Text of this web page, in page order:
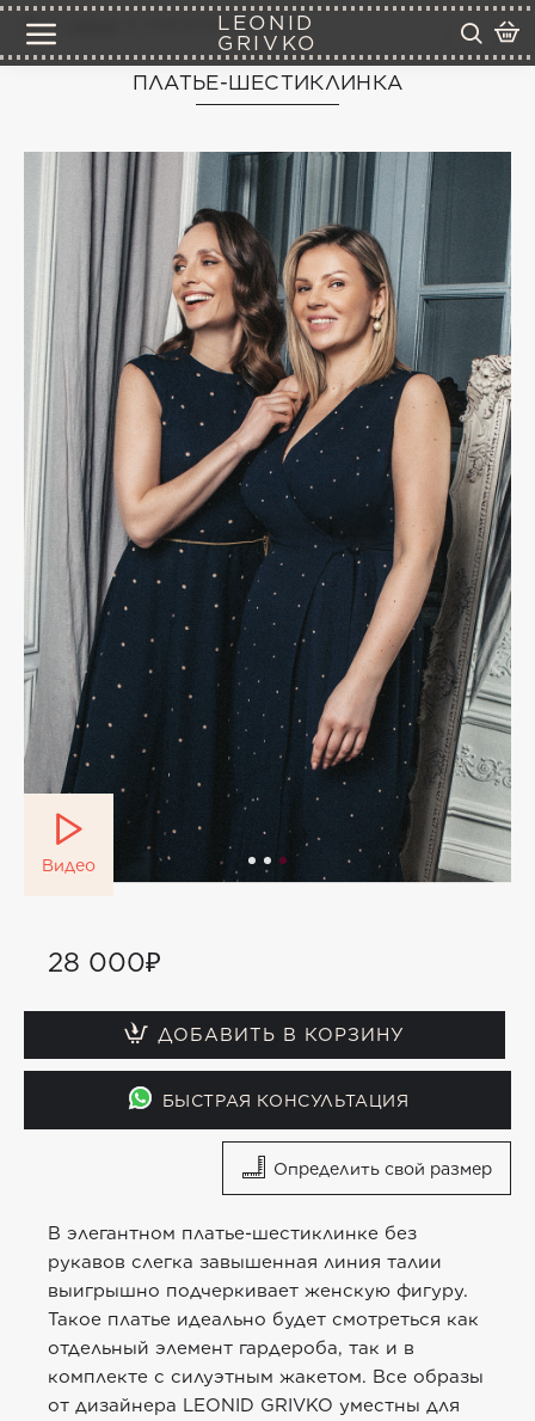
LEONID
GRIVKO
платье-шестиклинка
ПЛАТЬЕ-ШЕСТИКЛИНКА
Видео
Определить свой размер
В элегантном платье-шестиклинке без
рукавов слегка завышенная линия талии
выигрышно подчеркивает женскую фигуру.
Такое платье идеально будет смотреться как
отдельный элемент гардероба, так и в
комплекте с силуэтным жакетом. Все образы
от дизайнера LEONID GRIVKO уместны для
28 000₽
ДОБАВИТЬ В КОРЗИНУ
БЫСТРАЯ КОНСУЛЬТАЦИЯ